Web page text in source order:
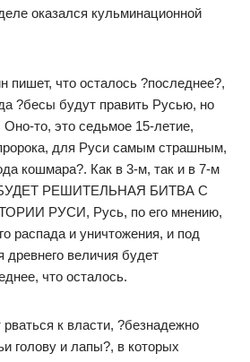
оказался кульминационной
пишет, что осталось ?последнее?,
?бесы будут править Русью, но
Оно-то, это седьмое 15-летие,
для Руси самым страшным,
кошмара?. Как в 3-м, так и в 7-м
БУДЕТ РЕШИТЕЛЬНАЯ БИТВА С
РУСИ, Русь, по его мнению,
распада и уничтожения, и под
древнего величия будет
что осталось.
к власти, ?безнадежно
голову и лапы?, в которых